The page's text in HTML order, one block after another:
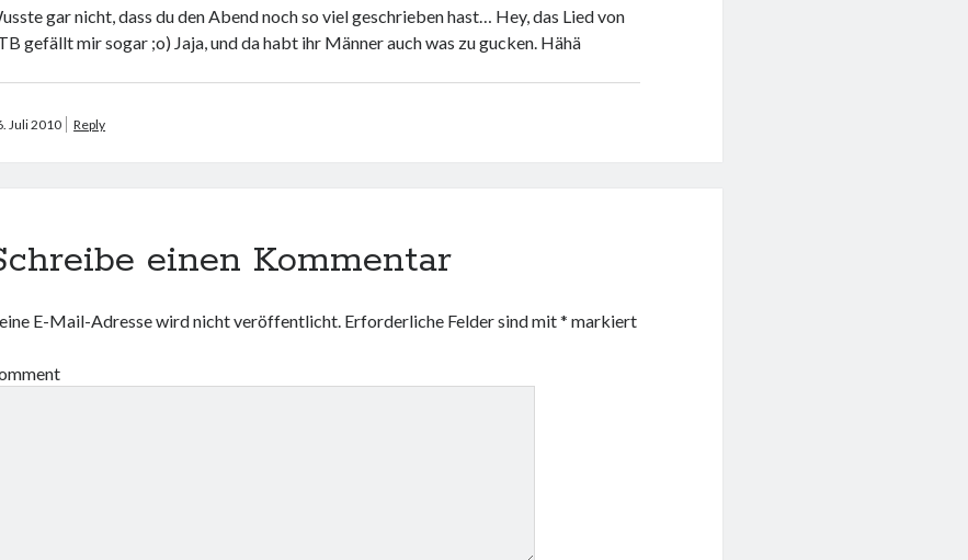
gar nicht, dass du den Abend noch so viel geschrieben hast… Hey, das Lied von
gefällt mir sogar ;o) Jaja, und da habt ihr Männer auch was zu gucken. Hähä
Juli 2010 Reply
einen Kommentar
E-Mail-Adresse wird nicht veröffentlicht. Erforderliche Felder sind mit* markiert